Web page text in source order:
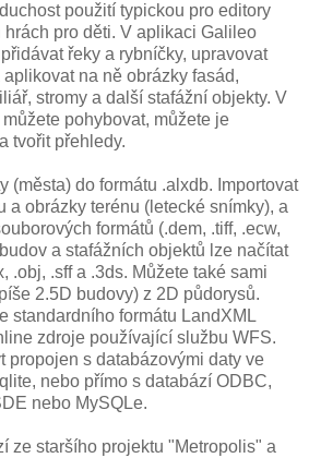
použití typickou pro editory
hrách pro děti. V aplikaci Galileo
řeky a rybníčky, upravovat
na ně obrázky fasád,
stromy a další stafážní objekty. V
pohybovat, můžete je
tvořit přehledy.
(města) do formátu .alxdb. Importovat
a obrázky terénu (letecké snímky), a
formátů (.dem, .tiff, .ecw,
a stafážních objektů lze načítat
.obj, .sff a .3ds. Můžete také sami
2.5D budovy) z 2D půdorysů.
standardního formátu LandXML
zdroje používající službu WFS.
propojen s databázovými daty ve
nebo přímo s databází ODBC,
nebo MySQLe.
ze staršího projektu "Metropolis" a